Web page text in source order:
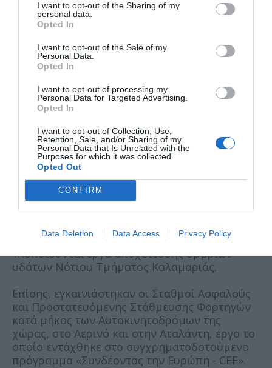
I want to opt-out of the Sharing of my
personal data.
Opted In
I want to opt-out of the Sale of my
Personal Data.
Opted In
I want to opt-out of processing my
Personal Data for Targeted Advertising.
Opted In
I want to opt-out of Collection, Use,
Retention, Sale, and/or Sharing of my
Personal Data that Is Unrelated with the
Purposes for which it was collected.
Opted Out
CONFIRM
Data Deletion Data Access Privacy Policy
Παραδόθηκε η πεζογέφυρα στο Παλατάκι
Δρομολογήθηκε η ανακατασκευή του
Προωθήθηκε η βελτίωση του Λιμένα
Χαλκιδικής.
Ολοκληρώθηκε ο επιβατικός και εμπορικός
λιμένας στο Σίγρι Λέσβου.
Πραγματοποιούνται έργα επέκτασης και
βελτίωσης στα αεροδρόμια Νάξου, Σύρου και
Υλοποιούνται έργα αποχέτευσης όμβριων
υδάτων Νότιου Τμήματος Καλαμαριάς.
Επίσης, εγκαινιάστηκαν οι Σταθμοί Ασφαλούς
και Προστατευόμενης Στάθμευσης Φορτηγών
κατά μήκος των Αυτοκινητοδρόμων της
χώρας, στο Αερινό και στην Αταλάντη, έργο το
οποίο εντάχθηκε στο συγχρηματοδοτούμενο
πρόγραμμα «Συνδέοντας την Ευρώπη - CEF».